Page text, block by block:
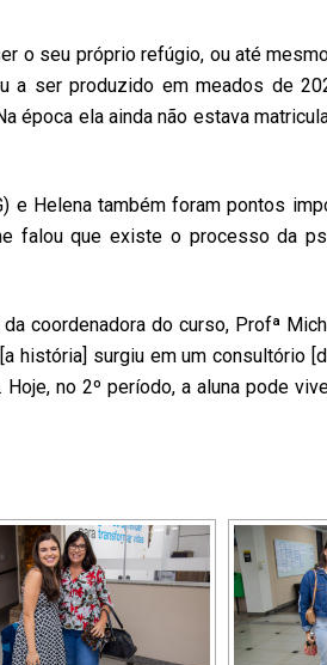
o seu próprio refúgio, ou até
a ser produzido em meados de
época ela ainda não estava
e Helena também foram pontos
falou que existe o processo da
coordenadora do curso, Profª
história] surgiu em um consultório
no 2º período, a aluna pode